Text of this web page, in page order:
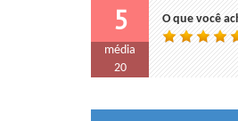
5
média
20
O que você